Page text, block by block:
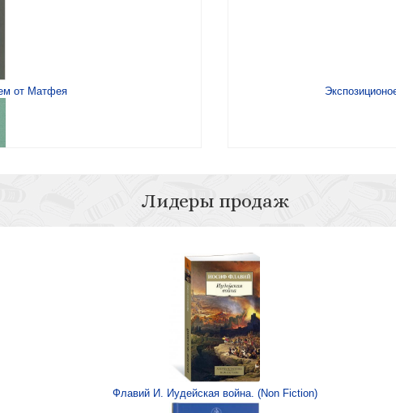
от Матфея
Лидеры продаж
Флавий И. Иудейская война. (Non Fiction)